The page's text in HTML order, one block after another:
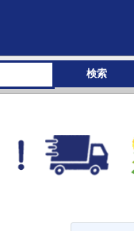
検索